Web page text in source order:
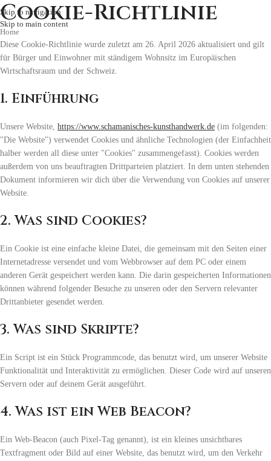
Skip to navigation
Skip to main content
Cookie-Richtlinie
Home
Diese Cookie-Richtlinie wurde zuletzt am 26. April 2026 aktualisiert und gilt
für Bürger und Einwohner mit ständigem Wohnsitz im Europäischen
Wirtschaftsraum und der Schweiz.
1. Einführung
Unsere Website, https://www.schamanisches-kunsthandwerk.de (im folgenden:
"Die Website") verwendet Cookies und ähnliche Technologien (der Einfachheit
halber werden all diese unter "Cookies" zusammengefasst). Cookies werden
außerdem von uns beauftragten Drittparteien platziert. In dem unten stehenden
Dokument informieren wir dich über die Verwendung von Cookies auf unserer
Website.
2. Was sind Cookies?
Ein Cookie ist eine einfache kleine Datei, die gemeinsam mit den Seiten einer
Internetadresse versendet und vom Webbrowser auf dem PC oder einem
anderen Gerät gespeichert werden kann. Die darin gespeicherten Informationen
können während folgender Besuche zu unseren oder den Servern relevanter
Drittanbieter gesendet werden.
3. Was sind Skripte?
Ein Script ist ein Stück Programmcode, das benutzt wird, um unserer Website
Funktionalität und Interaktivität zu ermöglichen. Dieser Code wird auf unseren
Servern oder auf deinem Gerät ausgeführt.
4. Was ist ein Web Beacon?
Ein Web-Beacon (auch Pixel-Tag genannt), ist ein kleines unsichtbares
Textfragment oder Bild auf einer Website, das benutzt wird, um den Verkehr